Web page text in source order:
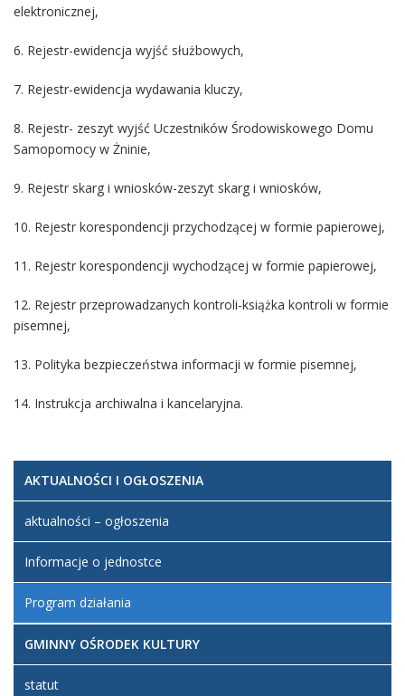
elektronicznej,
6. Rejestr-ewidencja wyjść służbowych,
7. Rejestr-ewidencja wydawania kluczy,
8. Rejestr- zeszyt wyjść Uczestników Środowiskowego Domu
Samopomocy w Żninie,
9. Rejestr skarg i wniosków-zeszyt skarg i wniosków,
10. Rejestr korespondencji przychodzącej w formie papierowej,
11. Rejestr korespondencji wychodzącej w formie papierowej,
12. Rejestr przeprowadzanych kontroli-książka kontroli w formie
pisemnej,
13. Polityka bezpieczeństwa informacji w formie pisemnej,
14. Instrukcja archiwalna i kancelaryjna.
AKTUALNOŚCI I OGŁOSZENIA
aktualności – ogłoszenia
Informacje o jednostce
Program działania
GMINNY OŚRODEK KULTURY
statut